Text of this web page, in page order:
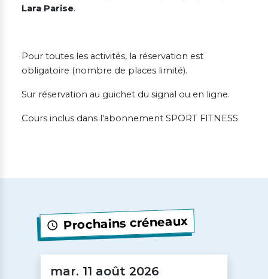
Lara Parise.
Pour toutes les activités, la réservation est
obligatoire (nombre de places limité).
Sur réservation au guichet du signal ou en ligne.
Cours inclus dans l'abonnement SPORT FITNESS
Prochains créneaux
mar. 11 août 2026